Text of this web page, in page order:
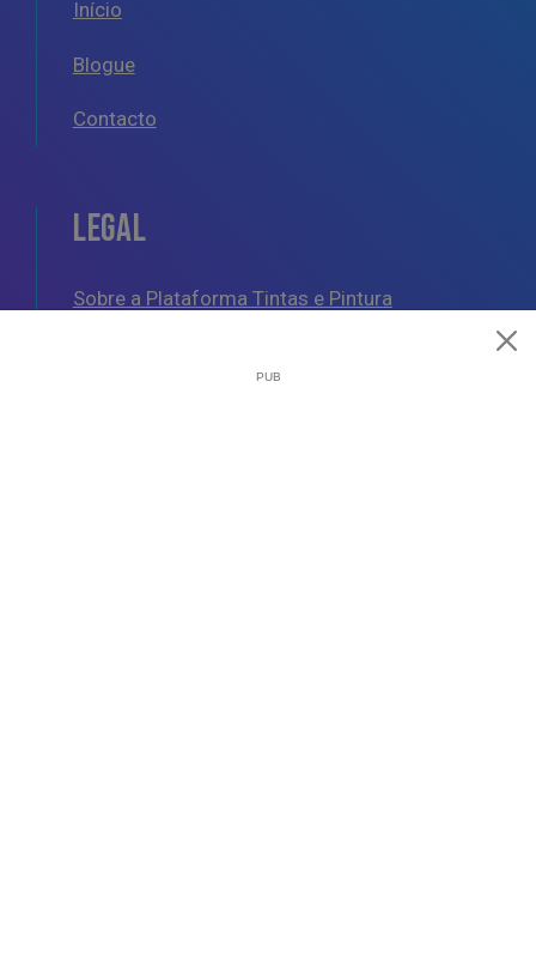
Início
Blogue
Contacto
LEGAL
Sobre a Plataforma Tintas e Pintura